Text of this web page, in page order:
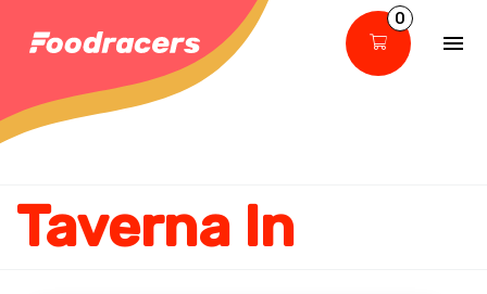
0
Taverna In